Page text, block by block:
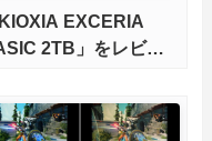
KIOXIA EXCERIA
2TB」をレビュ
高性能、高コスパを
現！